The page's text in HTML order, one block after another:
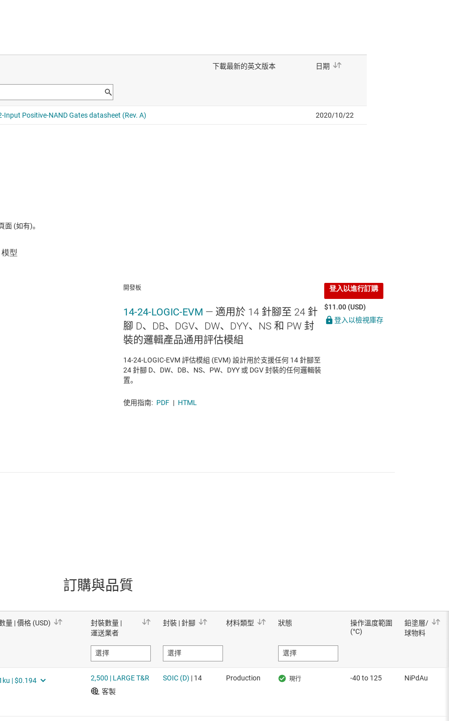
(如有)。
開發板
14-24-LOGIC-EVM — 適用於 14 針腳至 24 針
腳 D、DB、DGV、DW、DYY、NS 和 PW 封
裝的邏輯產品通用評估模組
14-24-LOGIC-EVM 評估模組 (EVM) 設計用於支援任何 14 針腳至
24 針腳 D、DW、DB、NS、PW、DYY 或 DGV 封裝的任何邏輯裝
置。
使用指南: PDF | HTML
登入以進行訂購
$11.00 (USD)
登入以檢視庫存
訂購與品質